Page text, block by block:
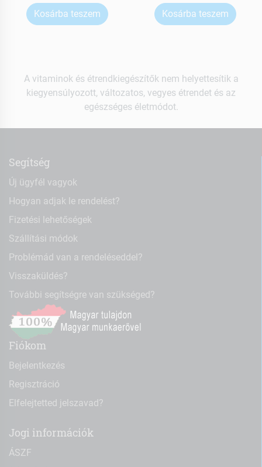
Kosárba teszem Kosárba teszem
A vitaminok és étrendkiegészítők nem helyettesítik a
kiegyensúlyozott, változatos, vegyes étrendet és az
egészséges életmódot.
Segítség
Új ügyfél vagyok
Hogyan adjak le rendelést?
Fizetési lehetőségek
Szállítási módok
Problémád van a rendeléseddel?
Visszaküldés?
További segítségre van szükséged?
Fiókom
Bejelentkezés
Regisztráció
Elfelejtetted jelszavad?
Jogi információk
ÁSZF